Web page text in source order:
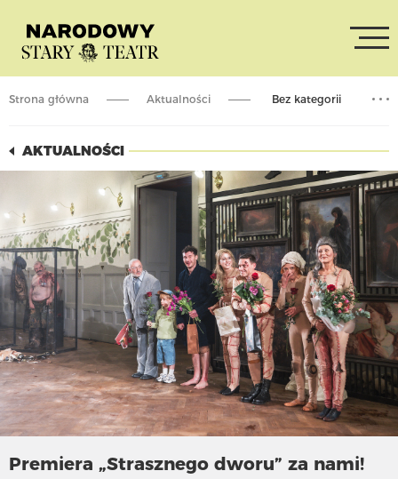
Strona główna Bez kategorii
Aktualności
AKTUALNOŚCI
Premiera „Strasznego dworu” za nami!